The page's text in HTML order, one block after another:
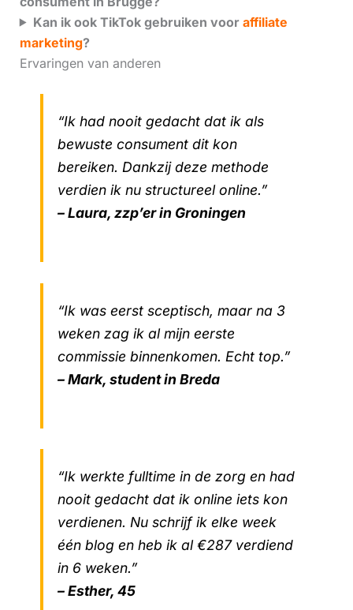
Kan ik ook TikTok gebruiken voor affiliate
marketing?
Ervaringen van anderen
“Ik had nooit gedacht dat ik als
bewuste consument dit kon
bereiken. Dankzij deze methode
verdien ik nu structureel online.”
– Laura, zzp’er in Groningen
“Ik was eerst sceptisch, maar na 3
weken zag ik al mijn eerste
commissie binnenkomen. Echt top.”
– Mark, student in Breda
“Ik werkte fulltime in de zorg en had
nooit gedacht dat ik online iets kon
verdienen. Nu schrijf ik elke week
één blog en heb ik al €287 verdiend
in 6 weken.”
– Esther, 45